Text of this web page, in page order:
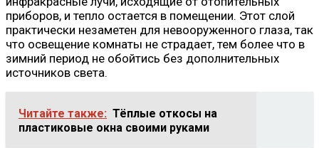
приборов, и тепло остается в помещении. Этот слой
практически незаметен для невооруженного глаза, так
что освещение комнаты не страдает, тем более что в
зимний период не обойтись без дополнительных
источников света.
Читайте также: Тёплые откосы на
пластиковые окна своими руками